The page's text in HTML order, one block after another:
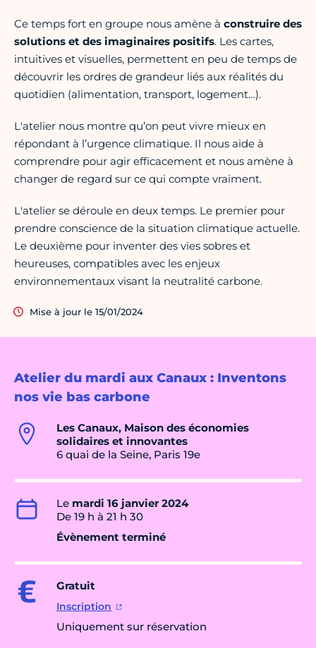
Atelier du mardi aux Canaux : Inventons
nos vie bas carbone
Les Canaux, Maison des économies
solidaires et innovantes
6 quai de la Seine, Paris 19e
Le mardi 16 janvier 2024
De 19 h à 21 h 30
Évènement terminé
Gratuit
Inscription
Uniquement sur réservation
Ce temps fort en groupe nous amène à construire des
solutions et des imaginaires positifs. Les cartes,
intuitives et visuelles, permettent en peu de temps de
découvrir les ordres de grandeur liés aux réalités du
quotidien (alimentation, transport, logement…).
L'atelier nous montre qu’on peut vivre mieux en
répondant à l’urgence climatique. Il nous aide à
comprendre pour agir efficacement et nous amène à
changer de regard sur ce qui compte vraiment.
L'atelier se déroule en deux temps. Le premier pour
prendre conscience de la situation climatique actuelle.
Le deuxième pour inventer des vies sobres et
heureuses, compatibles avec les enjeux
environnementaux visant la neutralité carbone.
Mise à jour le 15/01/2024